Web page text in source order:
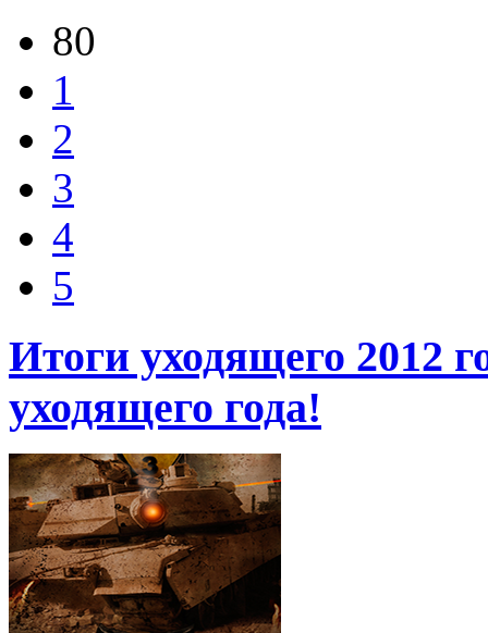
80
1
2
3
4
5
Итоги уходящего
уходящего года!